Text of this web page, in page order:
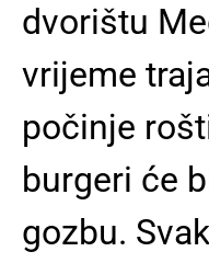
dvorištu
vrijeme
počinje
burgeri će
gozbu.